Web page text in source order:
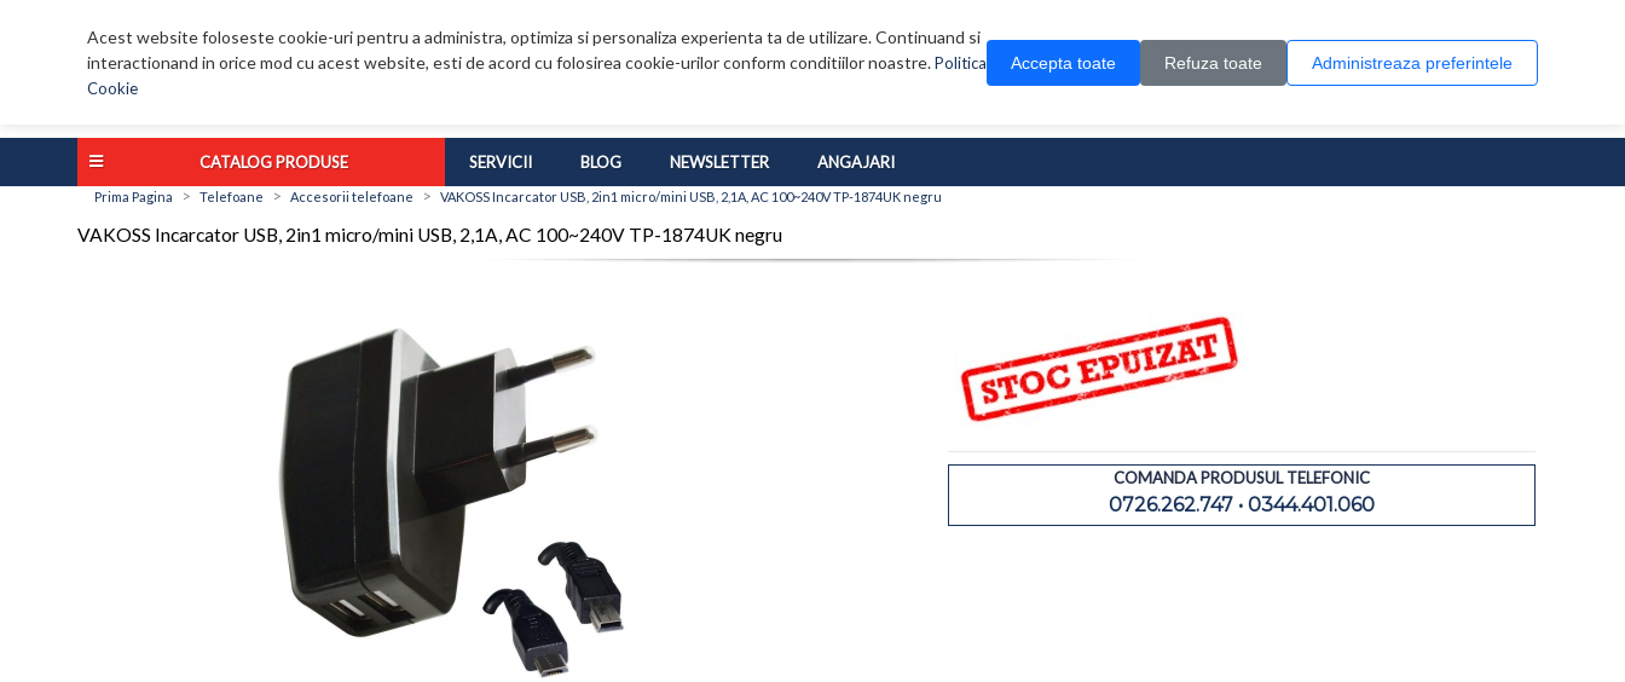
Acest website foloseste cookie-uri pentru a administra, optimiza si personaliza experienta ta de utilizare. Continuand si
interactionand in orice mod cu acest website, esti de acord cu folosirea cookie-urilor conform conditiilor noastre.Politica
Cookie
Accepta toate Refuza toate Administreaza preferintele
0 produs(e)
CATALOG PRODUSE SERVICII BLOG NEWSLETTER ANGAJARI
Prima Pagina > Telefoane > Accesorii telefoane > VAKOSS Incarcator USB, 2in1 micro/mini USB, 2,1A, AC 100~240V TP-1874UK negru
VAKOSS Incarcator USB, 2in1 micro/mini USB, 2,1A, AC 100~240V TP-1874UK negru
COMANDA PRODUSUL TELEFONIC
0726.262.747 • 0344.401.060